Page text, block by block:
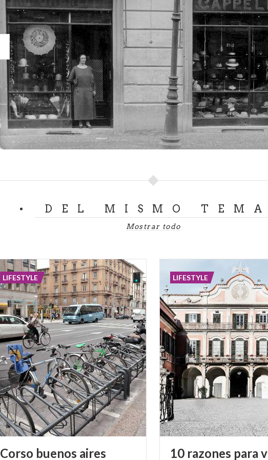
DEL MISMO
Mostrar todo
Corso buenos aires
LIFESTYLE
10 razones para
LIFESTYLE